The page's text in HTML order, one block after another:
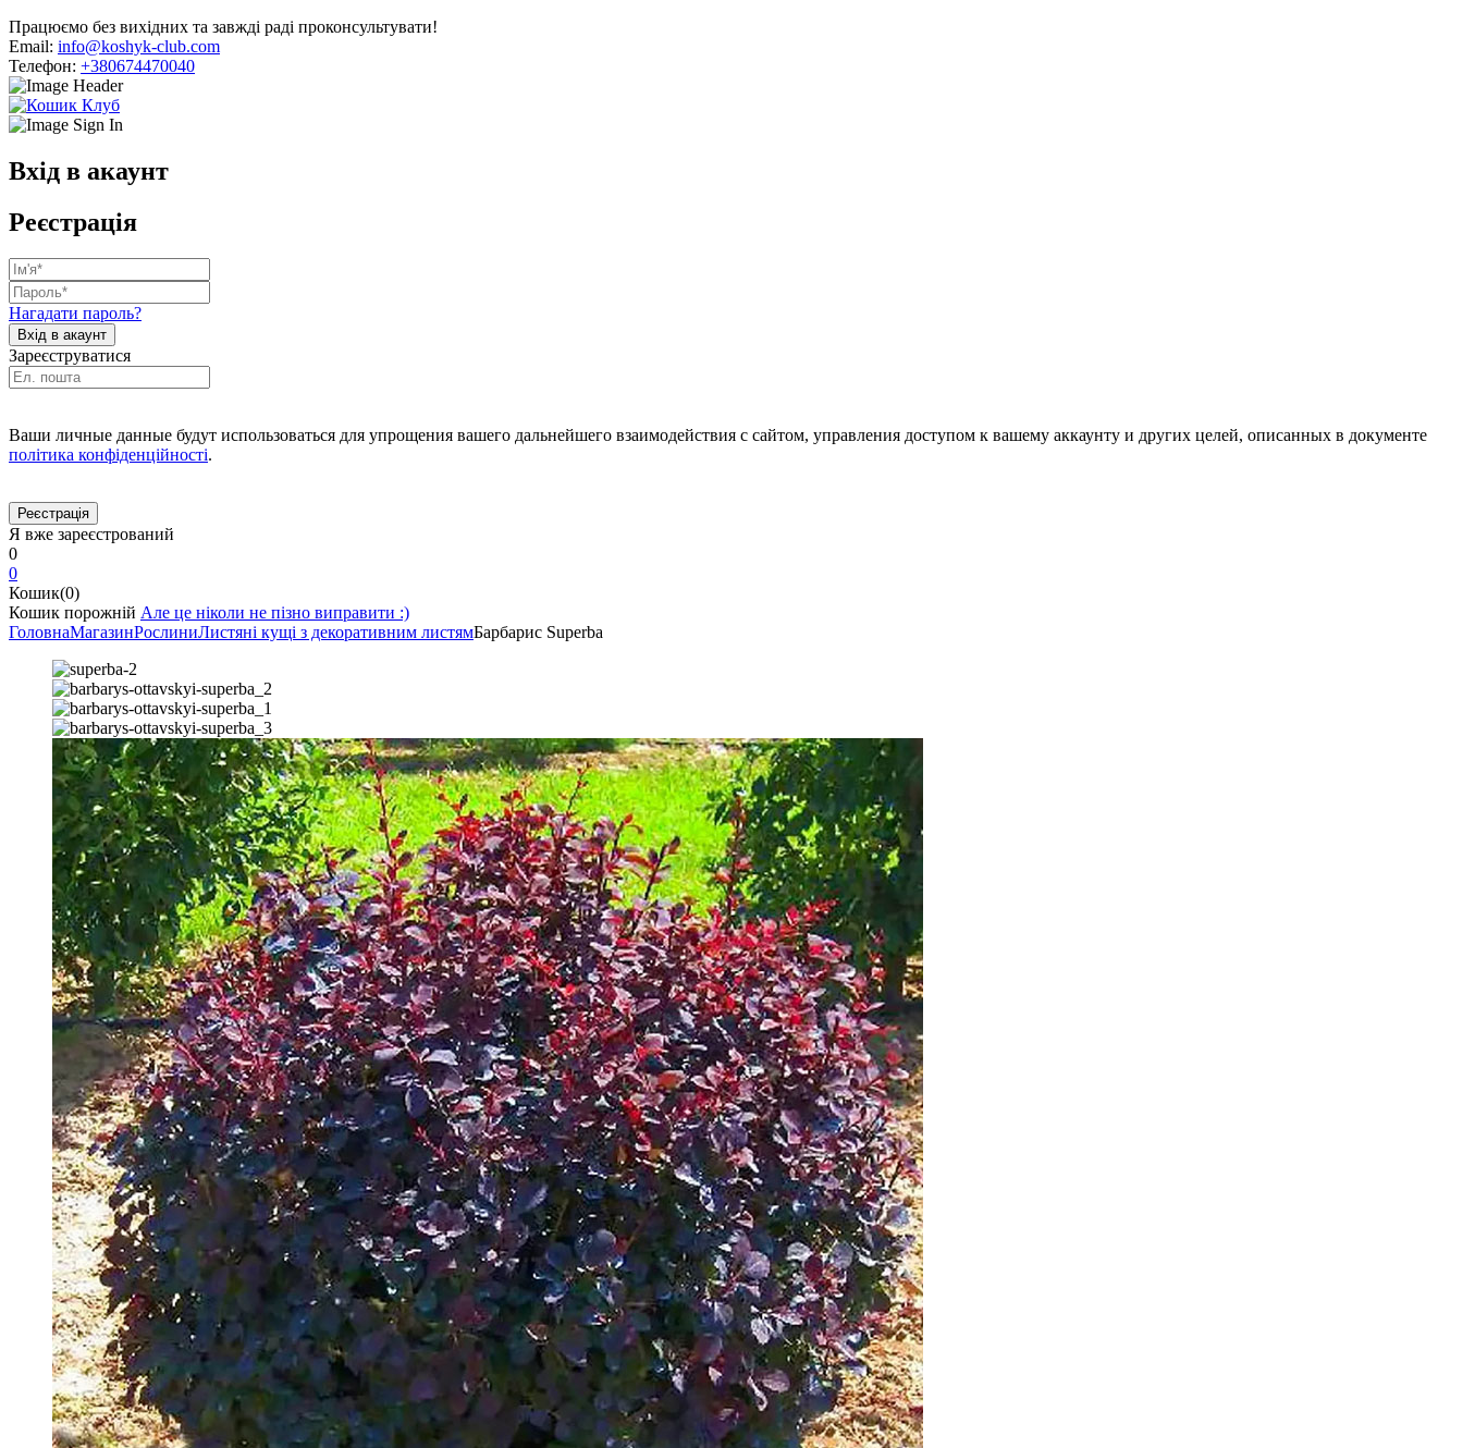
Працюємо без вихідних та завжді раді проконсультувати!
Email: info@koshyk-club.com
Телефон: +380674470040
Вхід в акаунт
Реєстрація
Нагадати пароль?
Зареєструватися
Ваши личные данные будут использоваться для упрощения вашего дальнейшего взаимодействия с сайтом, управления доступом к вашему аккаунту и других целей, описанных в документе
політика конфіденційності.
Я вже зареєстрований
0
0
Кошик(0)
Кошик порожній Але це ніколи не пізно виправити :)
ГоловнаМагазинРослиниЛистяні кущі з декоративним листямБарбарис Superba